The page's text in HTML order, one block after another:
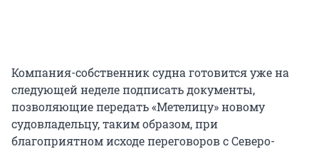
Компания-собственник судна готовится уже на
следующей неделе подписать документы,
позволяющие передать «Метелицу» новому
судовладельцу, таким образом, при
благоприятном исходе переговоров с Северо-